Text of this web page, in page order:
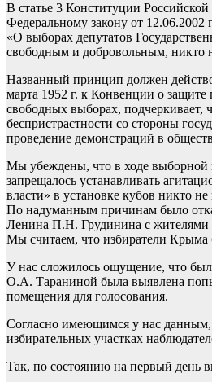
В статье 3 Конституции
Федеральному закону от
«О выборах депутатов
свободным и добровольным, никто
Названный принцип должен
марта 1952 г. к Конвенции о
свободных выборах,
беспристрастности со стороны
проведение демонстраций в
Мы убеждены, что в ходе выборной
запрещалось устанавливать
власти» в установке кубов никто
По надуманным причинам было
Ленина П.Н. Грудинина с
Мы считаем, что избиратели Крыма
У нас сложилось ощущение, что
О.А. Тараниной была выявлена
помещения для голосования.
Согласно имеющимся у нас данным,
избирательных участках
Так, по состоянию на первый день